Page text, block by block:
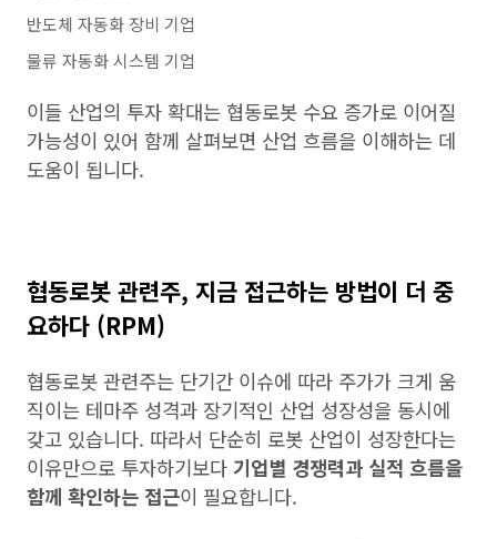
반도체 자동화 장비 기업
물류 자동화 시스템 기업
이들 산업의 투자 확대는 협동로봇 수요 증가로 이어질
가능성이 있어 함께 살펴보면 산업 흐름을 이해하는 데
도움이 됩니다.
협동로봇 관련주, 지금 접근하는 방법이 더 중
요하다 (RPM)
협동로봇 관련주는 단기간 이슈에 따라 주가가 크게 움
직이는 테마주 성격과 장기적인 산업 성장성을 동시에
갖고 있습니다. 따라서 단순히 로봇 산업이 성장한다는
이유만으로 투자하기보다 기업별 경쟁력과 실적 흐름을
함께 확인하는 접근이 필요합니다.